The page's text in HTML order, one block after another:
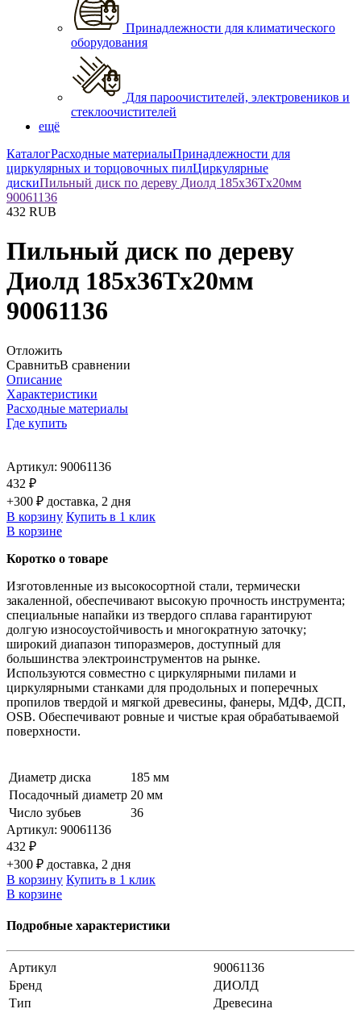
Принадлежности для климатического
оборудования
Для пароочистителей, электровеников и
стеклоочистителей
ещё
КаталогРасходные материалыПринадлежности для
циркулярных и торцовочных пилЦиркулярные
дискиПильный диск по дереву Диолд 185x36Tx20мм
90061136
432 RUB
Пильный диск по дереву
Диолд 185x36Tx20мм
90061136
Отложить
СравнитьВ сравнении
Описание
Характеристики
Расходные материалы
Где купить
Артикул: 90061136
432 ₽
+300 ₽ доставка, 2 дня
В корзину Купить в 1 клик
В корзине
Коротко о товаре
Изготовленные из высокосортной стали, термически
закаленной, обеспечивают высокую прочность инструмента;
специальные напайки из твердого сплава гарантируют
долгую износоустойчивость и многократную заточку;
широкий диапазон типоразмеров, доступный для
большинства электроинструментов на рынке.
Используются совместно с циркулярными пилами и
циркулярными станками для продольных и поперечных
пропилов твердой и мягкой древесины, фанеры, МДФ, ДСП,
OSB. Обеспечивают ровные и чистые края обрабатываемой
поверхности.
Диаметр диска
185 мм
Посадочный диаметр 20 мм
Число зубьев
36
Артикул: 90061136
432 ₽
+300 ₽ доставка, 2 дня
В корзину Купить в 1 клик
В корзине
Подробные характеристики
Артикул
90061136
Бренд
ДИОЛД
Тип
Древесина